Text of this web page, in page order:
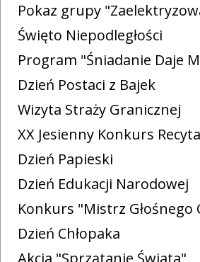
Pokaz grupy
Święto Niepodległości
Program "Śniadanie Daje
Dzień Postaci z Bajek
Wizyta Straży Granicznej
XX Jesienny Konkurs
Dzień Papieski
Dzień Edukacji Narodowej
Konkurs "Mistrz Głośnego
Dzień Chłopaka
Akcja "Sprzątanie Świata"